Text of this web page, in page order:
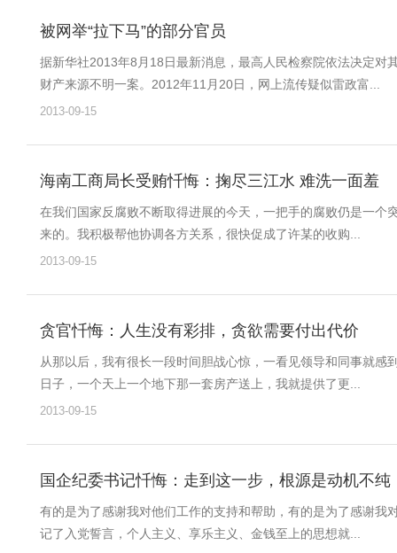
被网举“拉下马”的部分官员
据新华社2013年8月18日最新消息，最高人民检察院依法决定
财产来源不明一案。2012年11月20日，网上流传疑似雷政富...
2013-09-15
海南工商局长受贿忏悔：掬尽三江水 难洗一面羞
在我们国家反腐败不断取得进展的今天，一把手的腐败仍是一
来的。我积极帮他协调各方关系，很快促成了许某的收购...
2013-09-15
贪官忏悔：人生没有彩排，贪欲需要付出代价
从那以后，我有很长一段时间胆战心惊，一看见领导和同事就
日子，一个天上一个地下那一套房产送上，我就提供了更...
2013-09-15
国企纪委书记忏悔：走到这一步，根源是动机不纯
有的是为了感谢我对他们工作的支持和帮助，有的是为了感谢
记了入党誓言，个人主义、享乐主义、金钱至上的思想就...